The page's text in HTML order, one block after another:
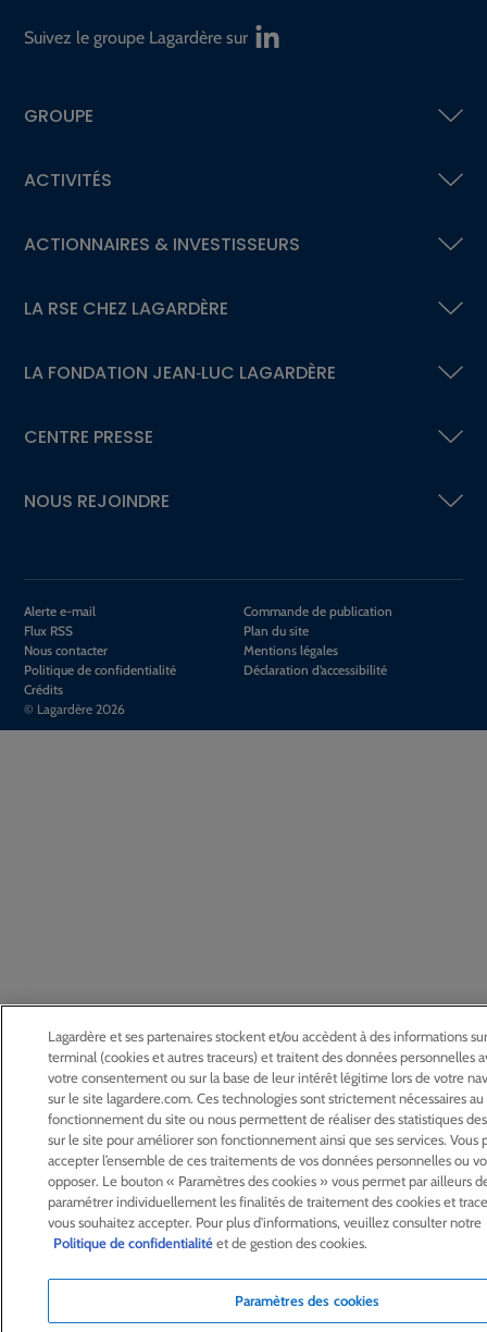
Suivez le groupe Lagardère sur
GROUPE
ACTIVITÉS
ACTIONNAIRES & INVESTISSEURS
LA RSE CHEZ LAGARDÈRE
LA FONDATION JEAN‑LUC LAGARDÈRE
CENTRE PRESSE
NOUS REJOINDRE
Alerte e-mail
Commande de publication
Flux RSS
Plan du site
Nous contacter
Mentions légales
Politique de confidentialité
Déclaration d’accessibilité
Crédits
© Lagardère 2026
Lagardère et ses partenaires stockent et/ou accèdent à des informations
terminal (cookies et autres traceurs) et traitent des données personnelles
votre consentement ou sur la base de leur intérêt légitime lors de votre
sur le site lagardere.com. Ces technologies sont strictement nécessaires
fonctionnement du site ou nous permettent de réaliser des statistiques
sur le site pour améliorer son fonctionnement ainsi que ses services. Vous
accepter l’ensemble de ces traitements de vos données personnelles ou
opposer. Le bouton « Paramètres des cookies » vous permet par ailleurs
paramétrer individuellement les finalités de traitement des cookies et
vous souhaitez accepter. Pour plus d'informations, veuillez consulter notre
Politique de confidentialitéet de gestion des cookies.
Paramètres des cookies